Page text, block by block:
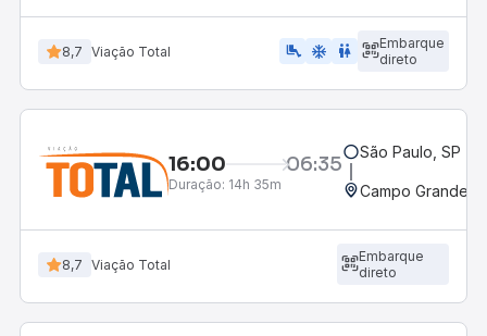
8,7 Viação Total airline_seat_legroom_extra ac_unit wc
Embarque
direto
16:00 06:35
Duração: 14h 35m
São Paulo, SP -
Campo Grande,
8,7 Viação Total
Embarque
direto